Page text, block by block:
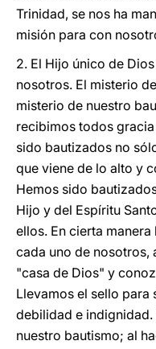
Trinidad, se nos ha
misión para con
2. El Hijo único de
nosotros. El misterio
misterio de nuestro
recibimos todos
sido bautizados no
que viene de lo alto y
Hemos sido
Hijo y del Espíritu
ellos. En cierta
cada uno de nosotros,
"casa de Dios" y
Llevamos el sello para
debilidad e
nuestro bautismo; al